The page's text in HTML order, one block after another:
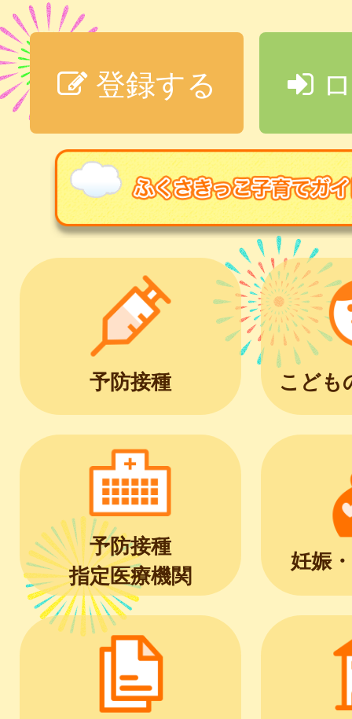
登録する
予防接種 こども
予防接種
指定医療機関
妊娠